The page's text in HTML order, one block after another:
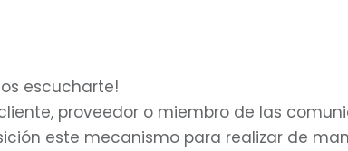
escucharte!
proveedor o miembro de las
este mecanismo para realizar de